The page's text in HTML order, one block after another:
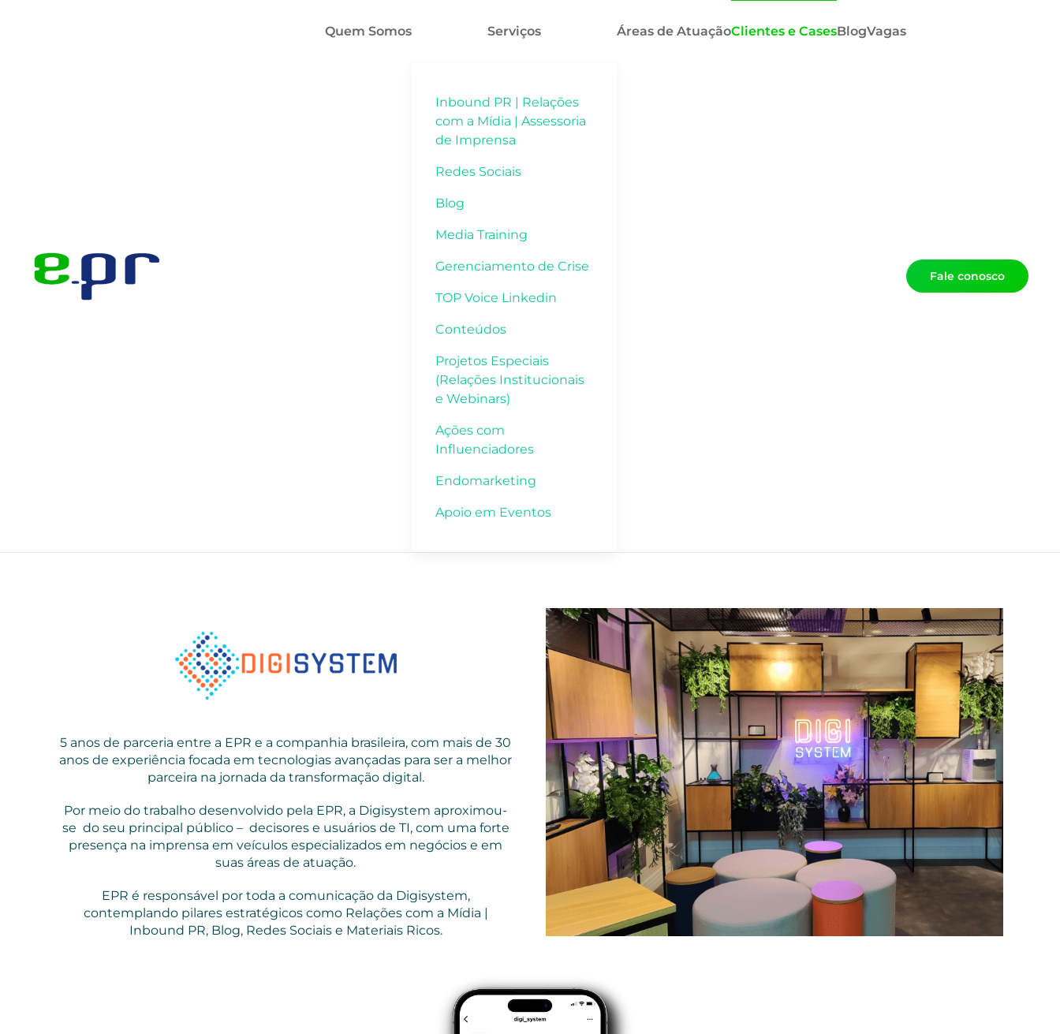
Quem Somos Serviços
Inbound PR | Relações
com a Mídia | Assessoria
de Imprensa
Redes Sociais
Blog
Media Training
Gerenciamento de Crise
TOP Voice Linkedin
Conteúdos
Projetos Especiais
(Relações Institucionais
e Webinars)
Ações com
Influenciadores
Endomarketing
Apoio em Eventos
Áreas de AtuaçãoClientes e CasesBlogVagas
Fale conosco
5 anos de parceria entre a EPR e a companhia brasileira, com mais de 30
anos de experiência focada em tecnologias avançadas para ser a melhor
parceira na jornada da transformação digital.
Por meio do trabalho desenvolvido pela EPR, a Digisystem aproximou-
se do seu principal público – decisores e usuários de TI, com uma forte
presença na imprensa em veículos especializados em negócios e em
suas áreas de atuação.
EPR é responsável por toda a comunicação da Digisystem,
contemplando pilares estratégicos como Relações com a Mídia |
Inbound PR, Blog, Redes Sociais e Materiais Ricos.